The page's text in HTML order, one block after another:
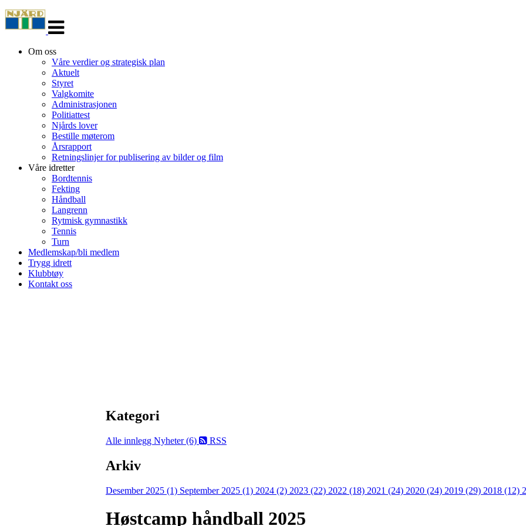
navigasjon
Om oss
Våre verdier og strategisk plan
Aktuelt
Styret
Valgkomite
Administrasjonen
Politiattest
Njårds lover
Bestille møterom
Årsrapport
Retningslinjer for publisering av bilder og film
Våre idretter
Bordtennis
Fekting
Håndball
Langrenn
Rytmisk gymnastikk
Tennis
Turn
Medlemskap/bli medlem
Trygg idrett
Klubbtøy
Kontakt oss
Kategori
Alle innlegg Nyheter (6) RSS
Arkiv
Desember 2025 (1) September 2025 (1) 2024 (2) 2023 (22) 2022 (18) 2021 (24) 2020 (24) 2019 (29) 2018 (12)
Høstcamp håndball 2025